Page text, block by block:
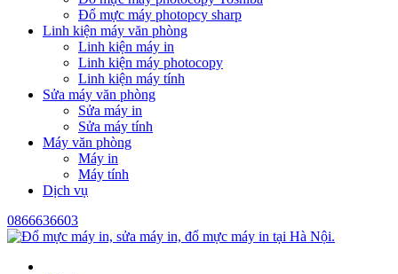
Đổ mực máy photopcy sharp
Linh kiện máy văn phòng
Linh kiện máy in
Linh kiện máy photocopy
Linh kiện máy tính
Sửa máy văn phòng
Sửa máy in
Sửa máy tính
Máy văn phòng
Máy in
Máy tính
Dịch vụ
0866636603